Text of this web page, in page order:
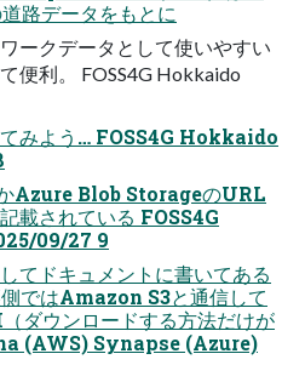
路データをもとに
ークデータとして使いやすい
便利。 FOSS4G Hokkaido
てみよう… FOSS4G Hokkaido
Azure Blob StorageのURL
載されている FOSS4G
09/27 9
てドキュメントに書いてある
ではAmazon S3と通信して
ダウンロードする方法だけが
(AWS) Synapse (Azure)